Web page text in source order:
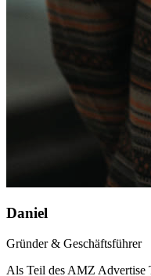
Daniel
Gründer & Geschäftsführer
Als Teil des AMZ Advertise